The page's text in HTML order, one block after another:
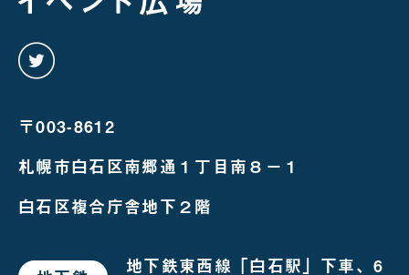
〒003-8612
札幌市白石区南郷通１丁目南８－１
白石区複合庁舎地下２階
地下鉄東西線「白石駅」下車、6